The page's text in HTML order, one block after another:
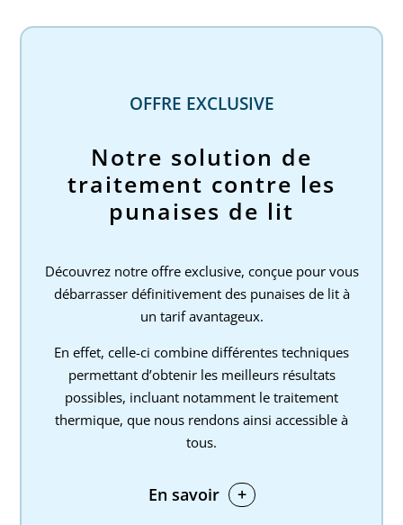
OFFRE EXCLUSIVE
Notre solution de
traitement contre les
punaises de lit
Découvrez notre offre exclusive, conçue pour vous
débarrasser définitivement des punaises de lit à
un tarif avantageux.
En effet, celle-ci combine différentes techniques
permettant d’obtenir les meilleurs résultats
possibles, incluant notamment le traitement
thermique, que nous rendons ainsi accessible à
tous.
En savoir +